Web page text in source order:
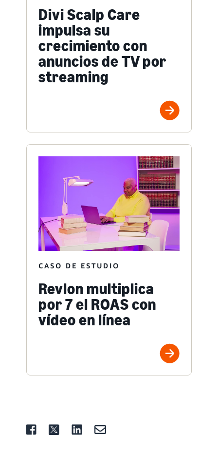
Divi Scalp Care
impulsa su
crecimiento con
anuncios de TV por
streaming
CASO DE ESTUDIO
Revlon multiplica
por 7 el ROAS con
vídeo en línea